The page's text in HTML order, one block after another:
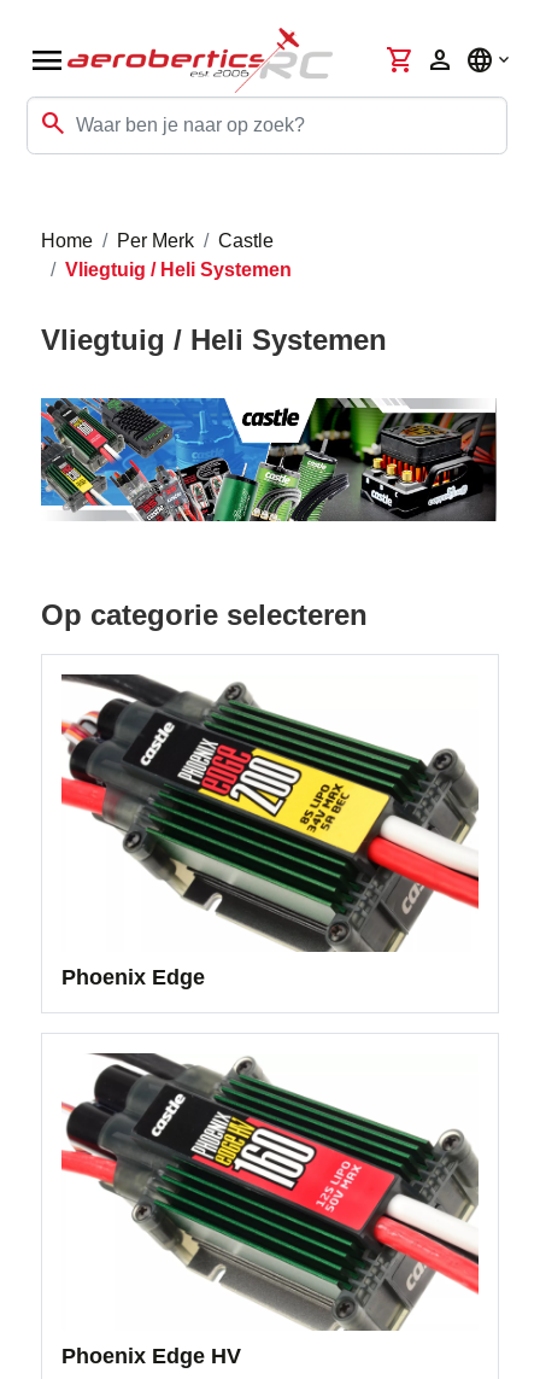
menu
search
shopping_cart person language
Home Per Merk
Castle
Vliegtuig / Heli Systemen
Vliegtuig / Heli Systemen
Op categorie selecteren
Phoenix Edge
Phoenix Edge HV